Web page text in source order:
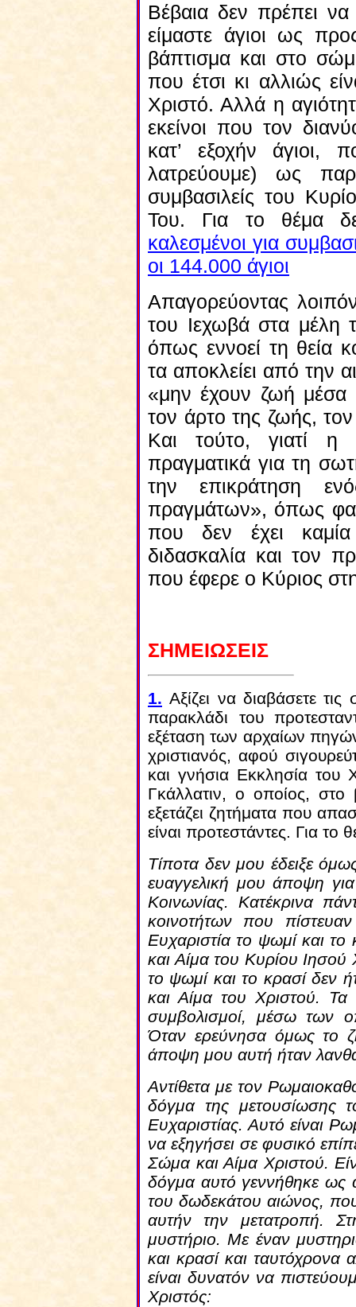
Βέβαια δεν πρέπει να
είμαστε άγιοι ως
βάπτισμα και στο
που έτσι κι αλλιώς
Χριστό. Αλλά η
εκείνοι που τον
κατ’ εξοχήν άγιοι,
λατρεύουμε) ως
συμβασιλείς του
Του. Για το θέμα
καλεσμένοι για
οι 144.000 άγιοι
Απαγορεύοντας
του Ιεχωβά στα μέλη
όπως εννοεί τη θεία
τα αποκλείει από την
«μην έχουν ζωή μέσα
τον άρτο της ζωής,
Και τούτο, γιατί η
πραγματικά για τη
την επικράτηση
πραγμάτων», όπως
που δεν έχει
διδασκαλία και τον
που έφερε ο Κύριος
ΣΗΜΕΙΩΣΕΙΣ
1. Αξίζει να διαβάσετε
παρακλάδι του
εξέταση των αρχαίων
χριστιανός, αφού
και γνήσια Εκκλησία του
Γκάλλατιν, ο οποίος, στο
εξετάζει ζητήματα που
είναι προτεστάντες. Για
Τίποτα δεν μου έδειξε
ευαγγελική μου άποψη
Κοινωνίας. Κατέκρινα
κοινοτήτων που
Ευχαριστία το ψωμί και το
και Αίμα του Κυρίου
το ψωμί και το κρασί δεν
και Αίμα του Χριστού. Τα
συμβολισμοί, μέσω των
Όταν ερεύνησα όμως το
άποψη μου αυτή ήταν
Αντίθετα με τον
δόγμα της μετουσίωσης
Ευχαριστίας. Αυτό είναι
να εξηγήσει σε φυσικό
Σώμα και Αίμα Χριστού.
δόγμα αυτό γεννήθηκε ως
του δωδεκάτου αιώνος,
αυτήν την μετατροπή.
μυστήριο. Με έναν
και κρασί και
είναι δυνατόν να
Χριστός: